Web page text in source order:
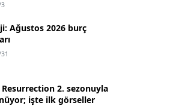
Ağustos 2026 burç
2. sezonuyla
işte ilk görseller